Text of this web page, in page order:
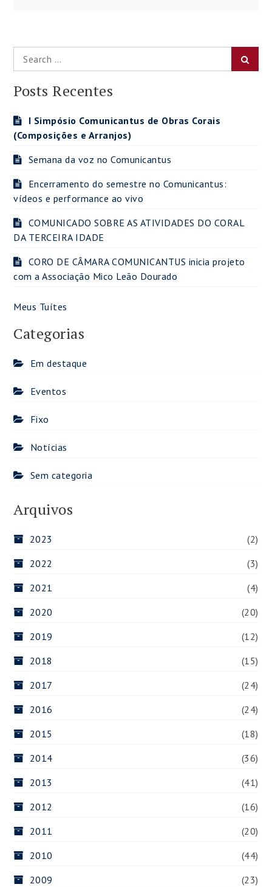
Search
for:
Posts Recentes
I Simpósio Comunicantus de Obras Corais
(Composições e Arranjos)
Semana da voz no Comunicantus
Encerramento do semestre no Comunicantus:
vídeos e performance ao vivo
COMUNICADO SOBRE AS ATIVIDADES DO CORAL
DA TERCEIRA IDADE
CORO DE CÂMARA COMUNICANTUS inicia projeto
com a Associação Mico Leão Dourado
Meus Tuítes
Categorias
Em destaque
Eventos
Fixo
Notícias
Sem categoria
Arquivos
2023
(2)
2022
(3)
2021
(4)
2020
(20)
2019
(12)
2018
(15)
2017
(24)
2016
(24)
2015
(18)
2014
(36)
2013
(41)
2012
(16)
2011
(20)
2010
(44)
2009
(23)